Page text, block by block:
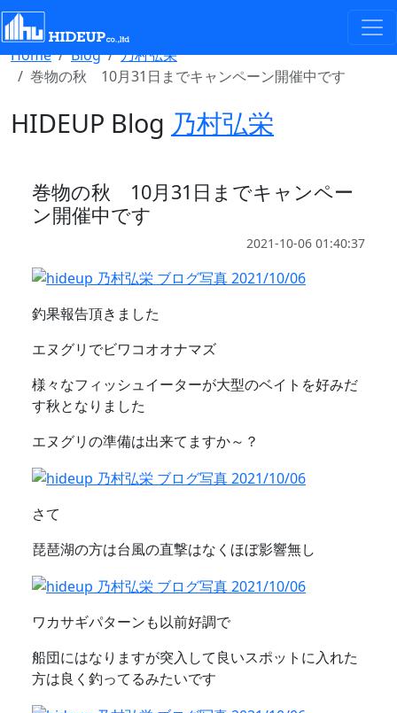
Home Blog
乃村弘栄
巻物の秋 10月31日までキャンペーン開催中です
HIDEUP Blog 乃村弘栄
巻物の秋 10月31日までキャンペー
ン開催中です
2021-10-06 01:40:37
釣果報告頂きました
エヌグリでビワコオオナマズ
様々なフィッシュイーターが大型のベイトを好みだ
す秋となりました
エヌグリの準備は出来てますか～？
さて
琵琶湖の方は台風の直撃はなくほぼ影響無し
ワカサギパターンも以前好調で
船団にはなりますが突入して良いスポットに入れた
方は良く釣ってるみたいです